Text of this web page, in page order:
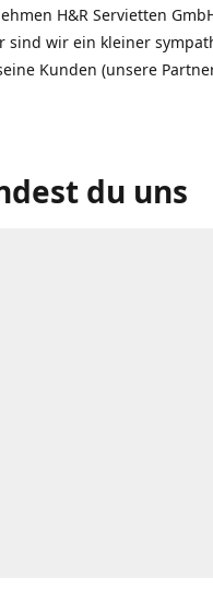
H&R Servietten
sind wir ein kleiner
Kunden (unsere
du uns